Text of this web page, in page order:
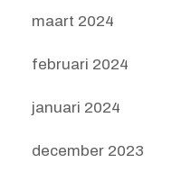
maart 2024
februari 2024
januari 2024
december 2023